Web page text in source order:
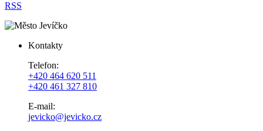
RSS
Kontakty
Telefon:
+420 464 620 511
+420 461 327 810
E-mail:
jevicko@jevicko.cz